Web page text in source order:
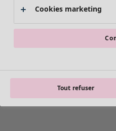
Cookies marketing
Tout refuser